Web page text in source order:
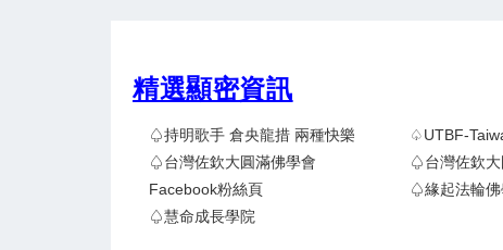
精選顯密資訊
♤持明歌手 倉央龍措 兩種快樂 ♤UTBF-
♤台灣佐欽大圓滿佛學會
Facebook粉絲頁
♤台灣佐欽大
♤緣起法輪佛
♤慧命成長學院